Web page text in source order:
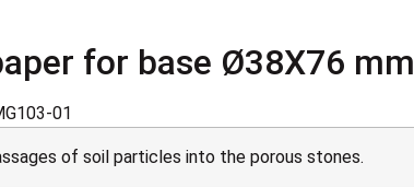
for base Ø38X76 mm
01
of soil particles into the porous stones.